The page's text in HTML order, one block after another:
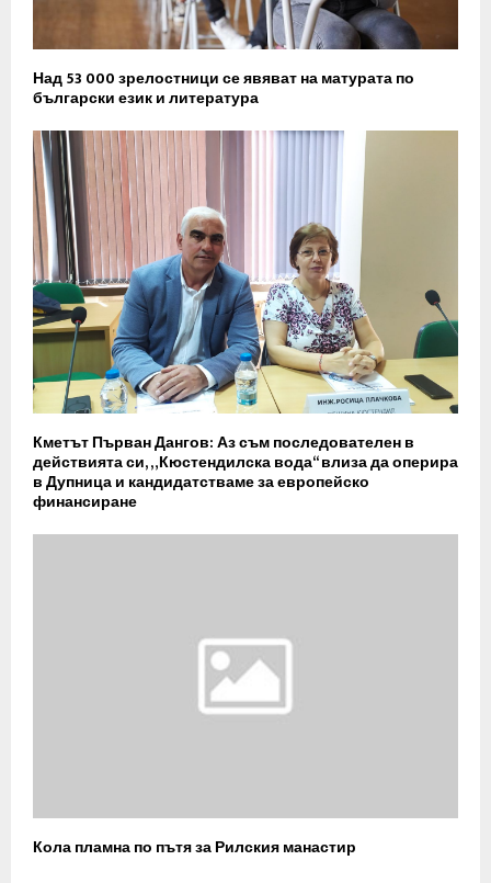
Над 53 000 зрелостници се явяват на матурата по
български език и литература
Кметът Първан Дангов: Аз съм последователен в
действията си, „Кюстендилска вода“ влиза да оперира
в Дупница и кандидатстваме за европейско
финансиране
Кола пламна по пътя за Рилския манастир